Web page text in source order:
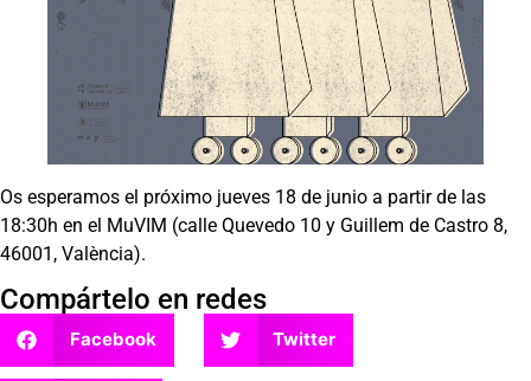
Os esperamos el próximo jueves 18 de junio a partir de las
18:30h en el MuVIM (calle Quevedo 10 y Guillem de Castro 8,
46001, València).
Compártelo en redes
Facebook Twitter